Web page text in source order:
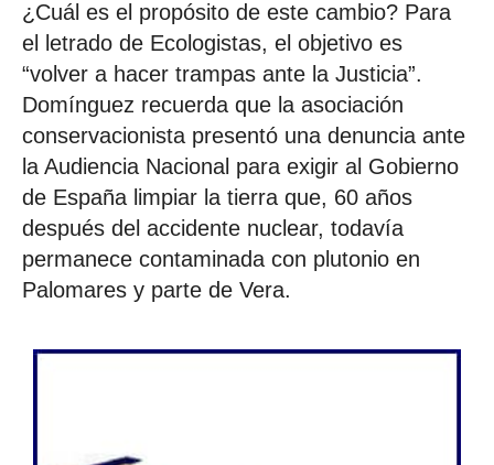
¿Cuál es el propósito de este cambio? Para
el letrado de Ecologistas, el objetivo es
“volver a hacer trampas ante la Justicia”.
Domínguez recuerda que la asociación
conservacionista presentó una denuncia ante
la Audiencia Nacional para exigir al Gobierno
de España limpiar la tierra que, 60 años
después del accidente nuclear, todavía
permanece contaminada con plutonio en
Palomares y parte de Vera.